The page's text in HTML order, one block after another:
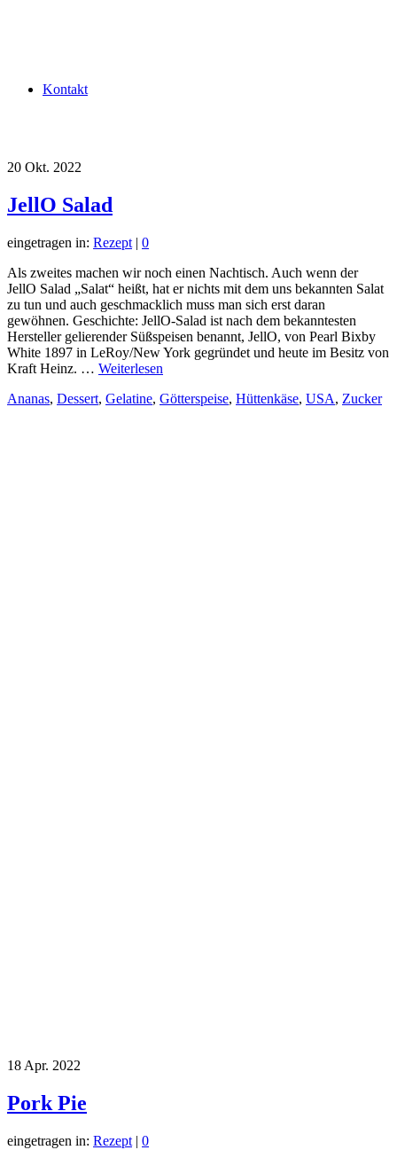
Kontakt
20 Okt. 2022
JellO Salad
eingetragen in: Rezept | 0
Als zweites machen wir noch einen Nachtisch. Auch wenn der
JellO Salad „Salat“ heißt, hat er nichts mit dem uns bekannten Salat
zu tun und auch geschmacklich muss man sich erst daran
gewöhnen. Geschichte: JellO-Salad ist nach dem bekanntesten
Hersteller gelierender Süßspeisen benannt, JellO, von Pearl Bixby
White 1897 in LeRoy/New York gegründet und heute im Besitz von
Kraft Heinz. … Weiterlesen
Ananas, Dessert, Gelatine, Götterspeise, Hüttenkäse, USA, Zucker
18 Apr. 2022
Pork Pie
eingetragen in: Rezept | 0